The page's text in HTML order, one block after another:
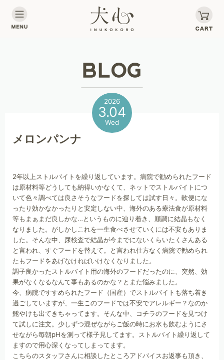
2026
3.04
Wed
メロンパンナ
2年以上ストルバイトを繰り返しています。病院で勧められたフード
は原材料等どうしても納得いかなくて、ネットでストルバイトにつ
いて色々調べては良さそうなフードを探しては試す日々。軟便にな
ったり効かなかったりと安定しない中、海外のある療法食が原材料
等もまぁまだ良しかな…というものに辿り着き、順調に結晶もなく
なりました。がしかしこれを一生食べさせていくには不安もありま
した。そんな中、尿検査で結晶が今までにないくらいたくさんある
と言われ、すぐフードを替えて。と言われ仕方なく病院で勧められ
たもフードをあげなければいけなくなりました。
調子良かったストルバイト用の海外のフードだったのに、突然、効
果がなくなるなんて事もあるのかな？とまた悩みました。
今、病院ですすめられたフード（国産）でストルバイトも落ち着き
過ごしていますが、一生このフードでは不安でアレルギー？なのか
髭やけも出てきちゃってます。そんな中、コチラのフードを見つけ
て試しに注文。少しずつ混ぜながらご飯の時にお水も飲むようにさ
せながら毎朝pHを測って様子見してます。ストルバイト繰り返して
ますので用心深くなってしまってます。
こちらのスタッフさんに相談したところアドバイスお返事も頂き、